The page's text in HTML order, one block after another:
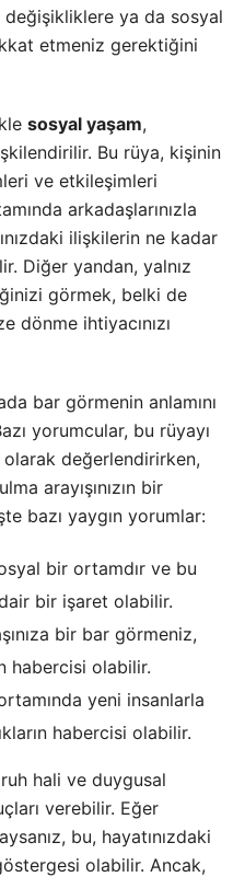
değişikliklere ya da sosyal
etmeniz gerektiğini
sosyal yaşam,
Bu rüya, kişinin
ve etkileşimleri
arkadaşlarınızla
ilişkilerin ne kadar
Diğer yandan, yalnız
görmek, belki de
dönme ihtiyacınızı
bar görmenin anlamını
yorumcular, bu rüyayı
değerlendirirken,
arayışınızın bir
bazı yaygın yorumlar:
bir ortamdır ve bu
bir işaret olabilir.
bir bar görmeniz,
habercisi olabilir.
yeni insanlarla
habercisi olabilir.
hali ve duygusal
verebilir. Eğer
bu, hayatınızdaki
olabilir. Ancak,